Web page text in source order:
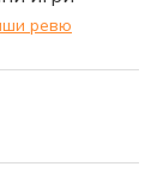
ревю